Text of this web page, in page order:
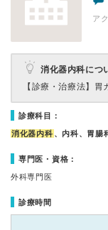
ア
消化器内科につ
【診療・治療法】 胃
診療科目：
消化器内科 、内科、胃腸
専門医・資格：
外科専門医
診療時間